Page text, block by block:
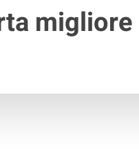
migliore